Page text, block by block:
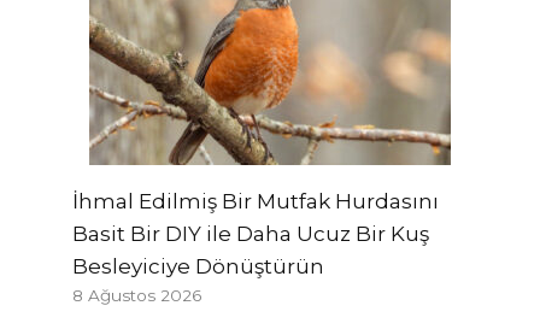
İhmal Edilmiş Bir Mutfak Hurdasını
Basit Bir DIY ile Daha Ucuz Bir Kuş
Besleyiciye Dönüştürün
8 Ağustos 2026